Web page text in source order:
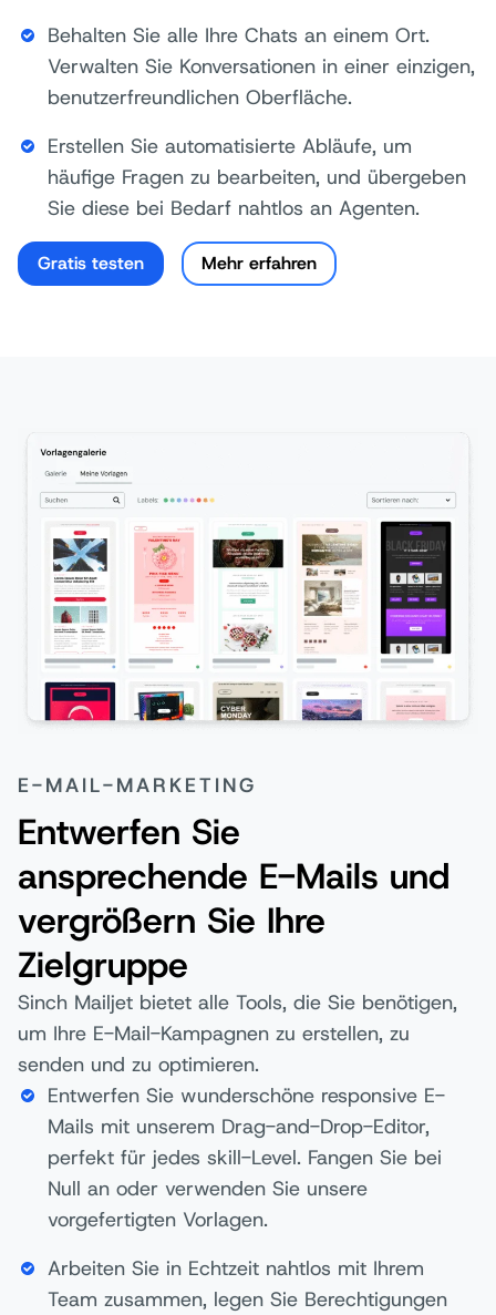
Behalten Sie alle Ihre Chats an einem Ort.
Verwalten Sie Konversationen in einer einzigen,
benutzerfreundlichen Oberfläche.
Erstellen Sie automatisierte Abläufe, um
häufige Fragen zu bearbeiten, und übergeben
Sie diese bei Bedarf nahtlos an Agenten.
Gratis testen Mehr erfahren
E-MAIL-MARKETING
Entwerfen Sie
ansprechende E-Mails und
vergrößern Sie Ihre
Zielgruppe
Sinch Mailjet bietet alle Tools, die Sie benötigen,
um Ihre E-Mail-Kampagnen zu erstellen, zu
senden und zu optimieren.
Entwerfen Sie wunderschöne responsive E-
Mails mit unserem Drag-and-Drop-Editor,
perfekt für jedes skill-Level. Fangen Sie bei
Null an oder verwenden Sie unsere
vorgefertigten Vorlagen.
Arbeiten Sie in Echtzeit nahtlos mit Ihrem
Team zusammen, legen Sie Berechtigungen